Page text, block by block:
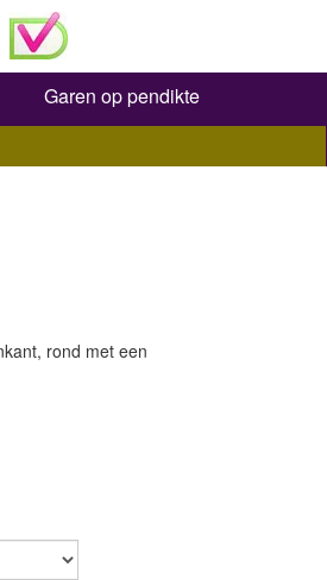
Garen op pendikte
rond met een